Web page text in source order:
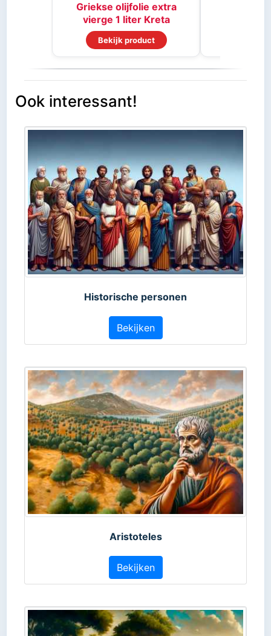
Griekse olijfolie extra
vierge 1 liter Kreta
Bekijk product
Ook interessant!
Historische personen
Bekijken
Aristoteles
Bekijken